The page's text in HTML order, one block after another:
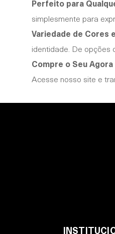
Perfeito para
simplesmente para
Variedade de Cores
identidade. De opções
Compre o Seu Agora
Acesse nosso site e